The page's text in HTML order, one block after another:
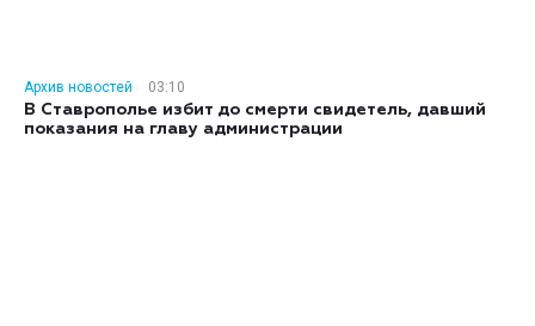
Архив новостей
03:10
В Ставрополье избит до смерти свидетель, давший
показания на главу администрации